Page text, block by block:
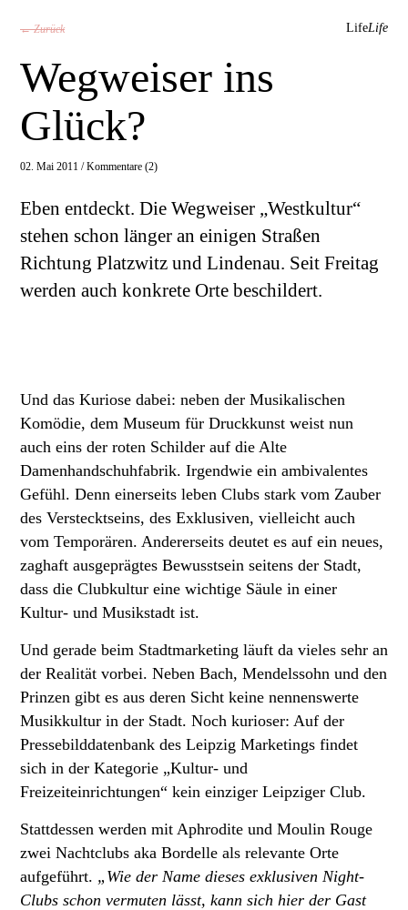
← Zurück LifeLife
Wegweiser ins
Glück?
02. Mai 2011 /Kommentare (2)
Eben entdeckt. Die Wegweiser „Westkultur“
stehen schon länger an einigen Straßen
Richtung Platzwitz und Lindenau. Seit Freitag
werden auch konkrete Orte beschildert.
Und das Kuriose dabei: neben der Musikalischen
Komödie, dem Museum für Druckkunst weist nun
auch eins der roten Schilder auf die Alte
Damenhandschuhfabrik. Irgendwie ein ambivalentes
Gefühl. Denn einerseits leben Clubs stark vom Zauber
des Verstecktseins, des Exklusiven, vielleicht auch
vom Temporären. Andererseits deutet es auf ein neues,
zaghaft ausgeprägtes Bewusstsein seitens der Stadt,
dass die Clubkultur eine wichtige Säule in einer
Kultur- und Musikstadt ist.
Und gerade beim Stadtmarketing läuft da vieles sehr an
der Realität vorbei. Neben Bach, Mendelssohn und den
Prinzen gibt es aus deren Sicht keine nennenswerte
Musikkultur in der Stadt. Noch kurioser: Auf der
Pressebilddatenbank des Leipzig Marketings findet
sich in der Kategorie „Kultur- und
Freizeiteinrichtungen“ kein einziger Leipziger Club.
Stattdessen werden mit Aphrodite und Moulin Rouge
zwei Nachtclubs aka Bordelle als relevante Orte
aufgeführt. „Wie der Name dieses exklusiven Night-
Clubs schon vermuten lässt, kann sich hier der Gast